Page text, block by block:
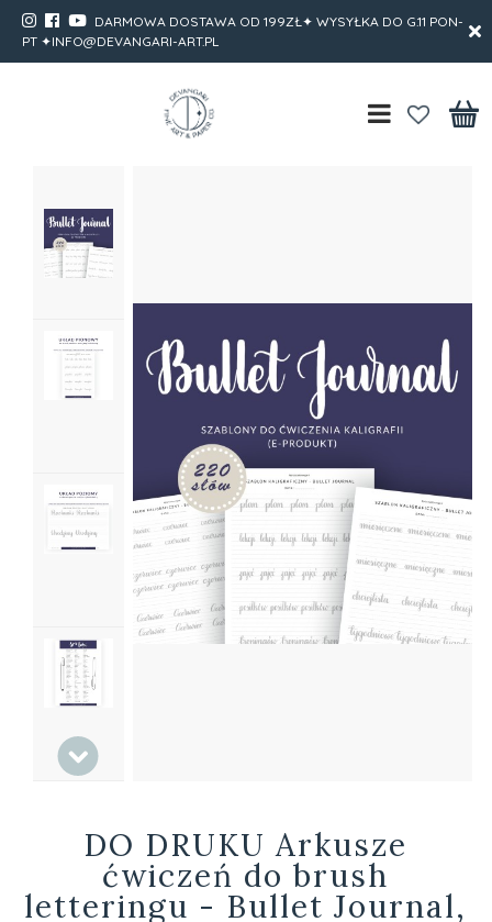
DARMOWA DOSTAWA OD 199ZŁ✦ WYSYŁKA DO G.11 PON-
PT ✦INFO@DEVANGARI-ART.PL
DO DRUKU Arkusze
ćwiczeń do brush
letteringu - Bullet Journal,